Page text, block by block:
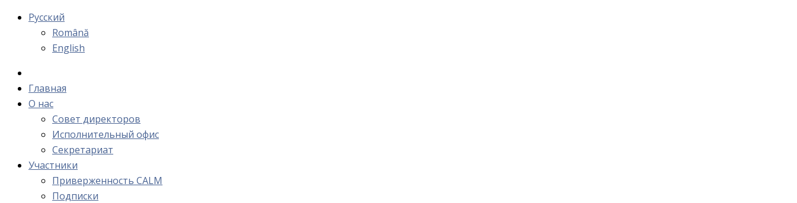
Русский
Română
English
Главная
О нас
Cовет директоров
Исполнительный офис
Cекретариат
Участники
Приверженность CALM
Подписки